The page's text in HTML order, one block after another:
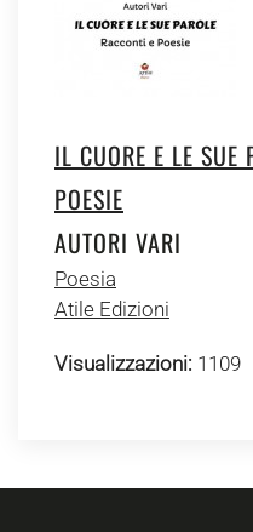
IL CUORE E LE SUE
POESIE
AUTORI VARI
Poesia
Atile Edizioni
Visualizzazioni: 1109